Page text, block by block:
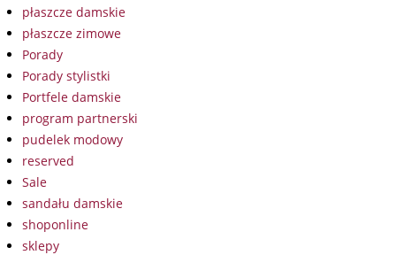
płaszcze damskie
płaszcze zimowe
Porady
Porady stylistki
Portfele damskie
program partnerski
pudelek modowy
reserved
Sale
sandału damskie
shoponline
sklepy